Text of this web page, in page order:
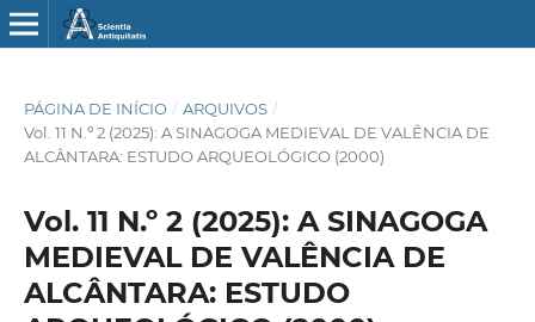
PÁGINA DE INÍCIO / ARQUIVOS /
Vol. 11 N.º 2 (2025): A SINAGOGA MEDIEVAL DE VALÊNCIA DE
ALCÂNTARA: ESTUDO ARQUEOLÓGICO (2000)
Vol. 11 N.º 2 (2025): A SINAGOGA
MEDIEVAL DE VALÊNCIA DE
ALCÂNTARA: ESTUDO